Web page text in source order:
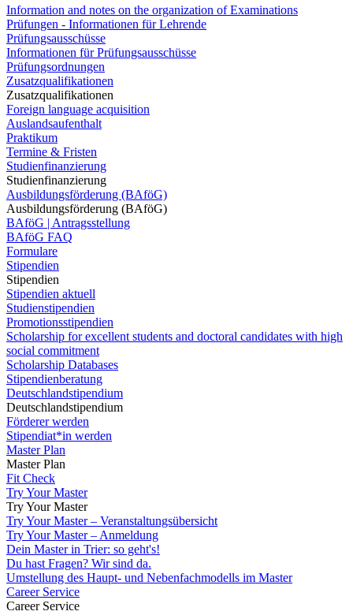
Information and notes on the organization of Examinations
Prüfungen - Informationen für Lehrende
Prüfungsausschüsse
Informationen für Prüfungsausschüsse
Prüfungsordnungen
Zusatzqualifikationen
Zusatzqualifikationen
Foreign language acquisition
Auslandsaufenthalt
Praktikum
Termine & Fristen
Studienfinanzierung
Studienfinanzierung
Ausbildungsförderung (BAföG)
Ausbildungsförderung (BAföG)
BAföG | Antragsstellung
BAföG FAQ
Formulare
Stipendien
Stipendien
Stipendien aktuell
Studienstipendien
Promotionsstipendien
Scholarship for excellent students and doctoral candidates with high
social commitment
Scholarship Databases
Stipendienberatung
Deutschlandstipendium
Deutschlandstipendium
Förderer werden
Stipendiat*in werden
Master Plan
Master Plan
Fit Check
Try Your Master
Try Your Master
Try Your Master – Veranstaltungsübersicht
Try Your Master – Anmeldung
Dein Master in Trier: so geht's!
Du hast Fragen? Wir sind da.
Umstellung des Haupt- und Nebenfachmodells im Master
Career Service
Career Service